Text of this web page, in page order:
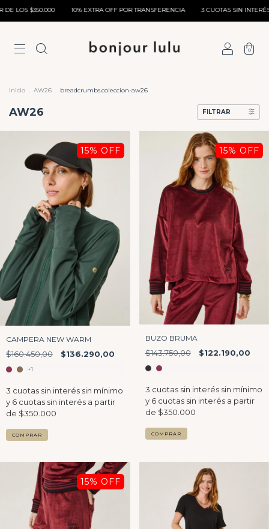
10% EXTRA OFF POR TRANSFERENCIA 3 CUOTAS SIN INTERÉS SIN MONTO
0
Inicio . AW26 . breadcrumbs.coleccion-aw26
AW26 FILTRAR
15% OFF
CAMPERA NEW WARM
$160.450,00 $136.290,00
+1
COMPRAR
15% OFF
BUZO BRUMA
$143.750,00 $122.190,00
COMPRAR
15% OFF